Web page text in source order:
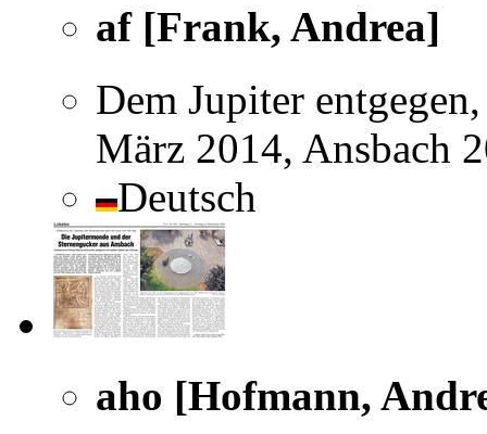
af [Frank, Andrea]
Dem Jupiter
März 2014, Ansbach
Deutsch
aho [Hofmann,